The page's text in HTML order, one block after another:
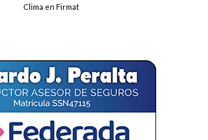
Clima en Firmat